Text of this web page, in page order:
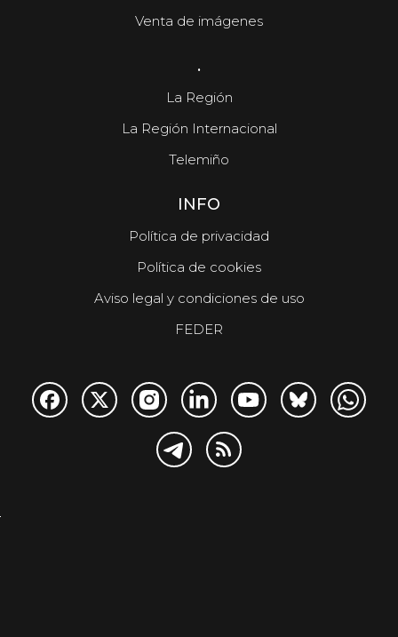
Venta de imágenes
.
La Región
La Región Internacional
Telemiño
INFO
Política de privacidad
Política de cookies
Aviso legal y condiciones de uso
FEDER